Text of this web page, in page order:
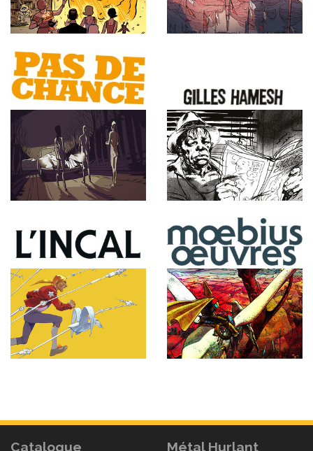
Catalogue Métal Hurlant